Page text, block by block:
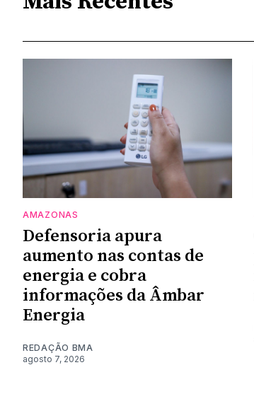
AMAZONAS
Defensoria apura
aumento nas contas de
energia e cobra
informações da Âmbar
Energia
REDAÇÃO BMA
agosto 7, 2026